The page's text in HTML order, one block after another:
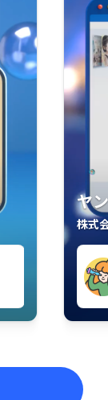
ヤ
株式